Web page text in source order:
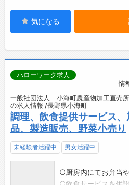
気になる
情
ハローワーク求人
一般社団法人 小海町農産物加工直売
の求人情報 /長野県小海町
調理、飲食提供サービス、
品、製造販売、野菜小売り
未経験者活躍中 男女活躍中
○厨房内にてお弁当